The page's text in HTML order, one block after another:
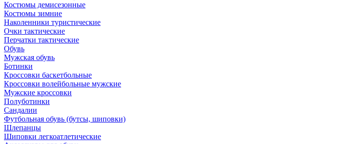
Костюмы демисезонные
Костюмы зимние
Наколенники туристические
Очки тактические
Перчатки тактические
Обувь
Мужская обувь
Ботинки
Кроссовки баскетбольные
Кроссовки волейбольные мужские
Мужские кроссовки
Полуботинки
Сандалии
Футбольная обувь (бутсы, шиповки)
Шлепанцы
Шиповки легкоатлетические